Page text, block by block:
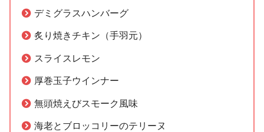
デミグラスハンバーグ
炙り焼きチキン（手羽元）
スライスレモン
厚巻玉子ウインナー
無頭焼えびスモーク風味
海老とブロッコリーのテリーヌ